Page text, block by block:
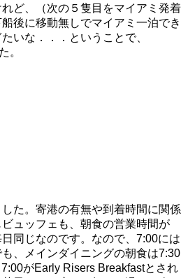
ど、（次の５隻目をマイアミ発着
後に移動無しでマイアミ一泊でき
いな．．．ということで、
。
た。寄港の有無や到着時間に関係
ュッフェも、朝食の営業時間が
日同じなのです。なので、7:00には
、メインダイニングの朝食は7:30
がEarly Risers Breakfastとされ